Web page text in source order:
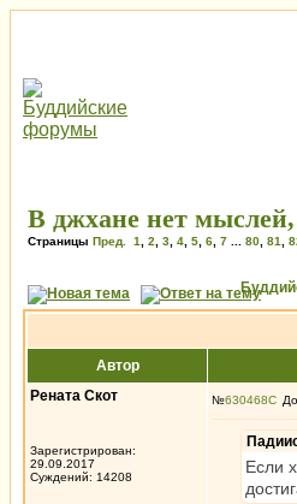
В джхане нет
Страницы Пред. 1 2 3 4 5 6 7 80 81
Автор
Рената Скот
Зарегистрирован:
29.09.2017
Суждений: 14208
№630468
Если